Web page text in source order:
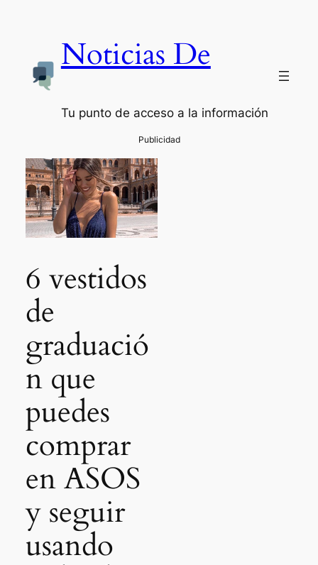
Noticias De
Tu punto de acceso a la información
6 vestidos
de
graduació
n que
puedes
comprar
en ASOS
y seguir
usando